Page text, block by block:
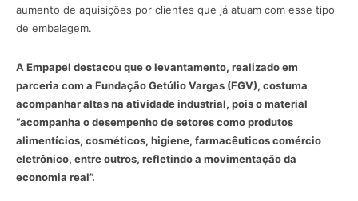
aumento de aquisições por clientes que já atuam com esse tipo
de embalagem.
A Empapel destacou que o levantamento, realizado em
parceria com a Fundação Getúlio Vargas (FGV), costuma
acompanhar altas na atividade industrial, pois o material
“acompanha o desempenho de setores como produtos
alimentícios, cosméticos, higiene, farmacêuticos comércio
eletrônico, entre outros, refletindo a movimentação da
economia real”.